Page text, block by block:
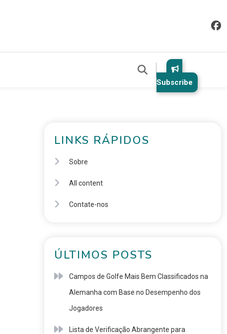
Subscribe
LINKS RÁPIDOS
Sobre
All content
Contate-nos
ÚLTIMOS POSTS
Campos de Golfe Mais Bem Classificados na
Alemanha com Base no Desempenho dos
Jogadores
Lista de Verificação Abrangente para